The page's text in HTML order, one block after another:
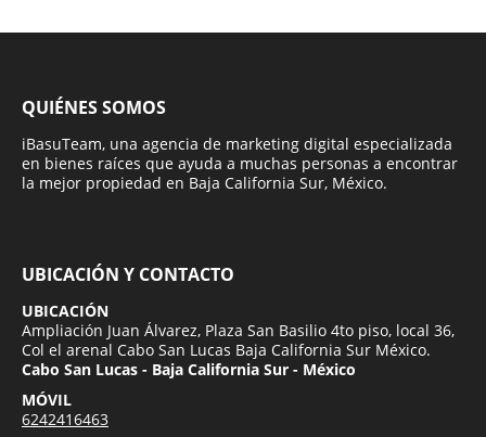
QUIÉNES SOMOS
iBasuTeam, una agencia de marketing digital especializada
en bienes raíces que ayuda a muchas personas a encontrar
la mejor propiedad en Baja California Sur, México.
UBICACIÓN Y CONTACTO
UBICACIÓN
Ampliación Juan Álvarez, Plaza San Basilio 4to piso, local 36,
Col el arenal Cabo San Lucas Baja California Sur México.
Cabo San Lucas - Baja California Sur - México
MÓVIL
6242416463